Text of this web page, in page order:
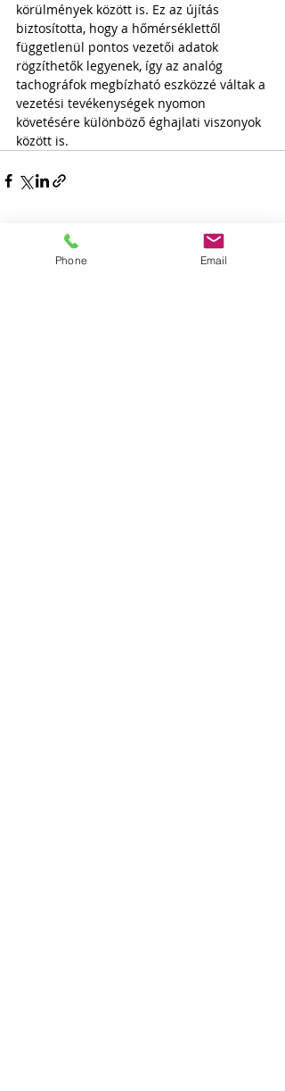
körülmények között is. Ez az újítás
biztosította, hogy a hőmérséklettől
függetlenül pontos vezetői adatok
rögzíthetők legyenek, így az analóg
tachográfok megbízható eszközzé váltak a
vezetési tevékenységek nyomon
követésére különböző éghajlati viszonyok
között is.
Phone Email